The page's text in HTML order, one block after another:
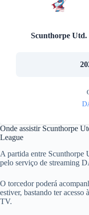
Scunthorpe Utd.
Onde assistir Scunthorpe
League
A partida entre Scunthorpe
pelo serviço de streaming
O torcedor poderá
estiver, bastando ter
TV.